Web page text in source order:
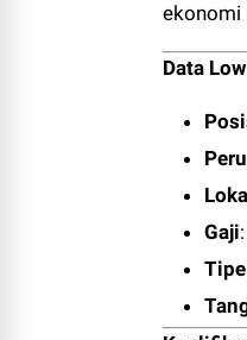
ekonomi
Data
Gaji